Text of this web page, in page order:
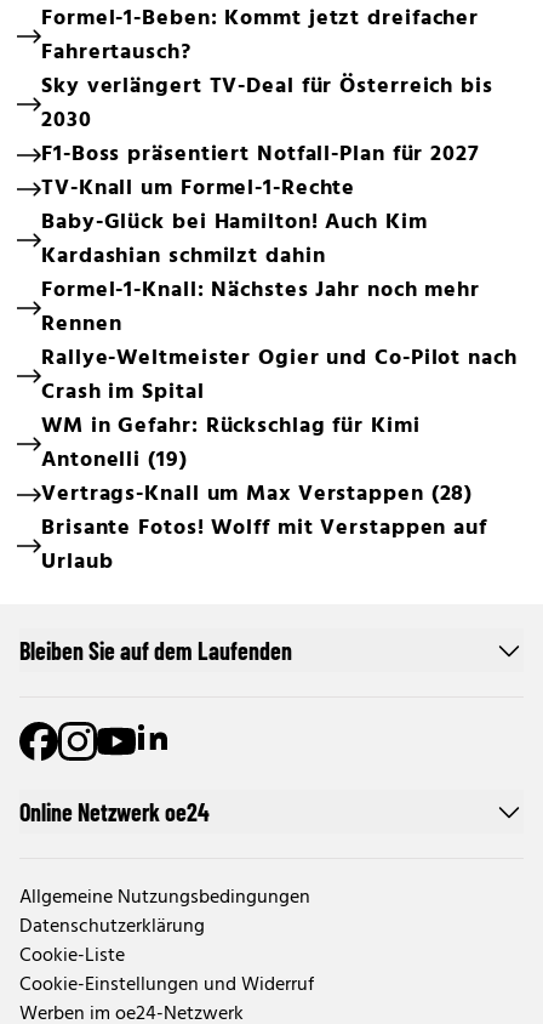
Formel-1-Beben: Kommt jetzt dreifacher
Fahrertausch?
Sky verlängert TV-Deal für Österreich bis
2030
F1-Boss präsentiert Notfall-Plan für 2027
TV-Knall um Formel-1-Rechte
Baby-Glück bei Hamilton! Auch Kim
Kardashian schmilzt dahin
Formel-1-Knall: Nächstes Jahr noch mehr
Rennen
Rallye-Weltmeister Ogier und Co-Pilot nach
Crash im Spital
WM in Gefahr: Rückschlag für Kimi
Antonelli (19)
Vertrags-Knall um Max Verstappen (28)
Brisante Fotos! Wolff mit Verstappen auf
Urlaub
Online Netzwerk oe24
Allgemeine Nutzungsbedingungen
Datenschutzerklärung
Cookie-Liste
Cookie-Einstellungen und Widerruf
Werben im oe24-Netzwerk
Bleiben Sie auf dem Laufenden